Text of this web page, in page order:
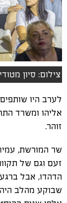
צילום: סיון
לערב היו
אליהו ומשרד
זוהר.
שר המורשת,
זעם וגם של
הדהדו, אבל
שבוקע מהלב